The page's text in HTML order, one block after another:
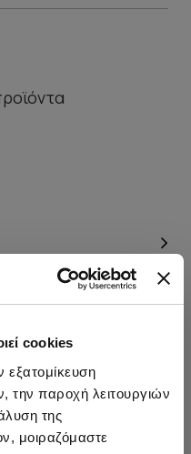
cookies
εξατομίκευση
την παροχή λειτουργιών
της
μοιραζόμαστε